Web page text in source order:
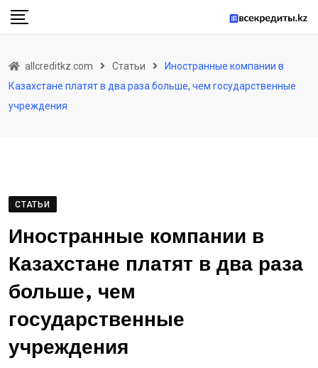
Skip
allcreditkz.com Статьи
Иностранные компании в
Казахстане платят в два раза больше, чем государственные
учреждения
СТАТЬИ
Иностранные компании в
Казахстане платят в два раза
больше, чем
государственные
учреждения